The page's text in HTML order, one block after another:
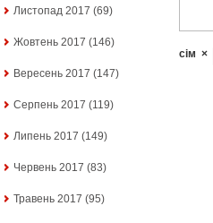
Листопад 2017 (69)
Жовтень 2017 (146)
Вересень 2017 (147)
Серпень 2017 (119)
Липень 2017 (149)
Червень 2017 (83)
Травень 2017 (95)
сім ×